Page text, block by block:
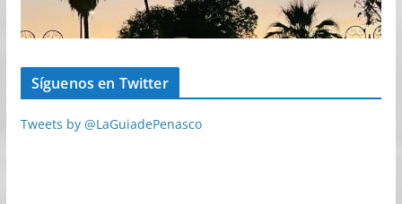
Síguenos en Twitter
Tweets by @LaGuiadePenasco